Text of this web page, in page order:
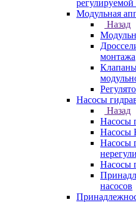
регулируемой
Модульная
Назад
монтажа
Насосы
Назад
Насосы
Насосы
Насосы
Насосы
насосов